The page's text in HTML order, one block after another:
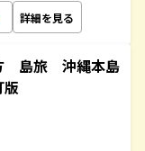
詳細を見る
島旅 沖縄本島